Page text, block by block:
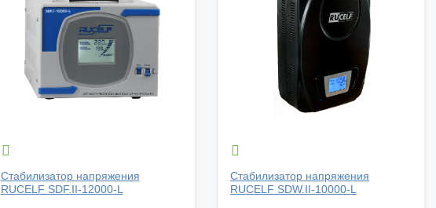

Стабилизатор напряжения
RUCELF SDF.II-12000-L

Стабилизатор напряжения
RUCELF SDW.II-10000-L